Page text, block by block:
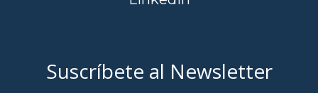
Suscríbete al Newsletter